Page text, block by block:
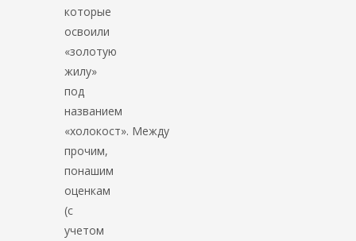
которые
освоили
«золотую
жилу»
под
названием
«холокост». Между
прочим,
понашим
оценкам
(с
учетом